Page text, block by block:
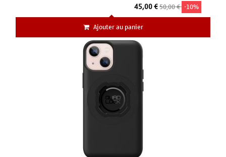
45,00 €50,00 € -10%
Ajouter au panier